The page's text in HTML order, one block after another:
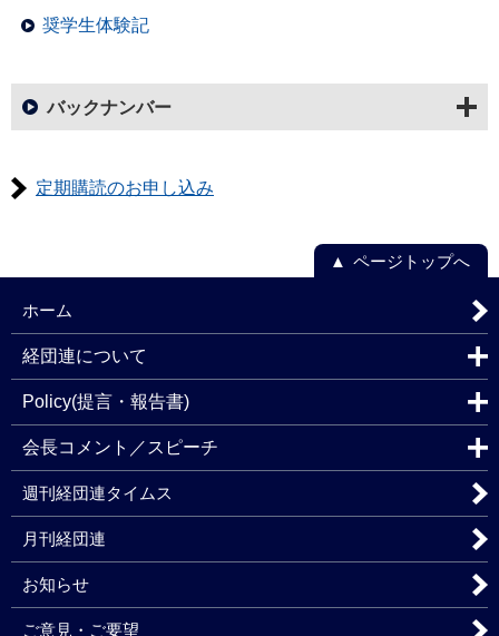
奨学生体験記
バックナンバー
定期購読のお申し込み
ページトップへ
ホーム
経団連について
Policy(提言・報告書)
会長コメント／スピーチ
週刊経団連タイムス
月刊経団連
お知らせ
ご意見・ご要望